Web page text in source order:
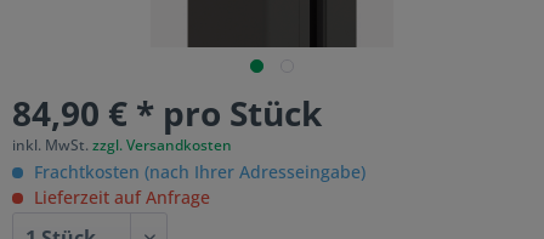
84,90 € * pro Stück
inkl. MwSt. zzgl. Versandkosten
Frachtkosten (nach Ihrer Adresseingabe)
Lieferzeit auf Anfrage